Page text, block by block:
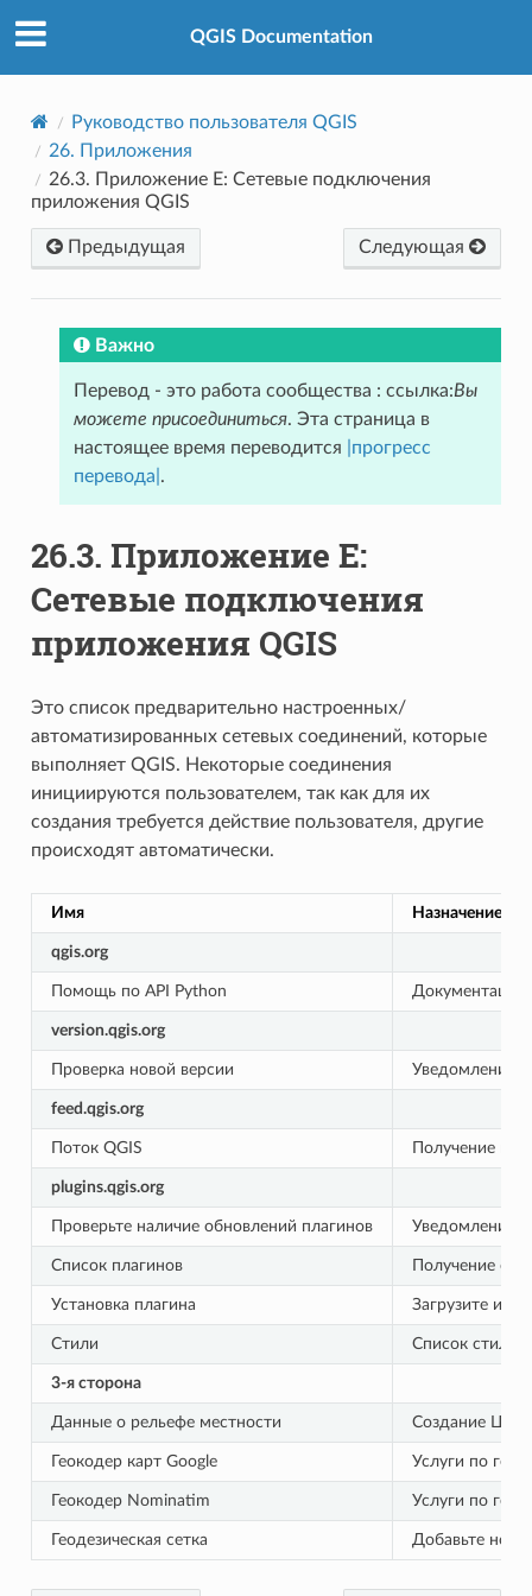
QGIS Documentation
Руководство пользователя QGIS
26. Приложения
26.3. Приложение E: Сетевые подключения
приложения QGIS
Предыдущая Следующая
Важно
Перевод - это работа сообщества : ссылка:Вы
можете присоединиться. Эта страница в
настоящее время переводится
|прогресс
перевода| .
26.3. Приложение E:
Сетевые подключения
приложения QGIS
Это список предварительно настроенных/
автоматизированных сетевых соединений, которые
выполняет QGIS. Некоторые соединения
инициируются пользователем, так как для их
создания требуется действие пользователя, другие
происходят автоматически.
Имя Назначение
qgis.org
Помощь по API Python Документация
version.qgis.org
Проверка новой версии Уведомление
feed.qgis.org
Поток QGIS Получение
plugins.qgis.org
Проверьте наличие обновлений плагинов Уведомление
Список плагинов Получение
Установка плагина Загрузите и
Стили Список
3-я сторона
Данные о рельефе местности Создание ЦМР
Геокодер карт Google Услуги по
Геокодер Nominatim Услуги по
Геодезическая сетка Добавьте